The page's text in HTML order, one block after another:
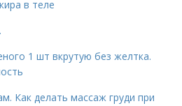
в теле
1 шт вкрутую без желтка.
Как делать массаж груди при